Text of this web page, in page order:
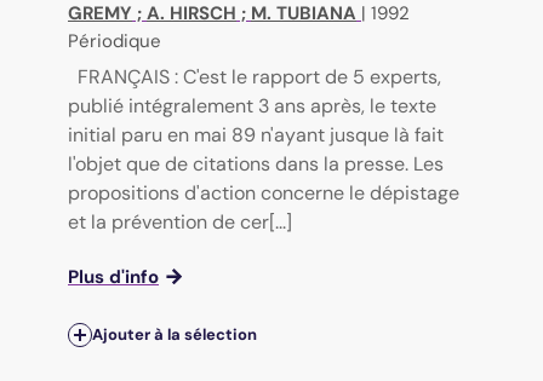
GREMY ; A. HIRSCH ; M. TUBIANA | 1992
Périodique
FRANÇAIS : C'est le rapport de 5 experts,
publié intégralement 3 ans après, le texte
initial paru en mai 89 n'ayant jusque là fait
l'objet que de citations dans la presse. Les
propositions d'action concerne le dépistage
et la prévention de cer[...]
Plus d'info
Ajouter à la sélection